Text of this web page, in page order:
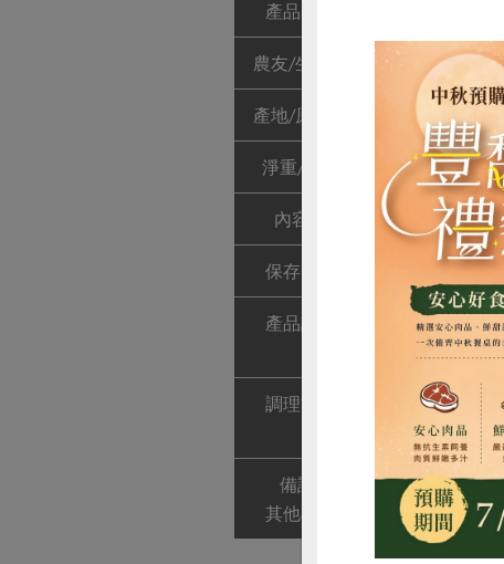
產品名稱
農友/生產者 茶山雜糧產銷班
產地/原產地
淨重/數量 320公克
內容物 有機竹筍、粗鹽
保存條件 12個月(開封後
產品說明
脆筍是麻竹荀
佳的料理食材。
調理方式
煮湯：搓洗2
炒滷：浸泡2
備註/
其他標示
有機驗證證書
驗證機構: 環
惜